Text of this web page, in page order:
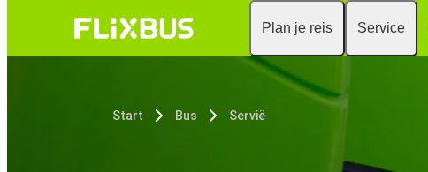
Plan je reis Service
Start Bus Servië